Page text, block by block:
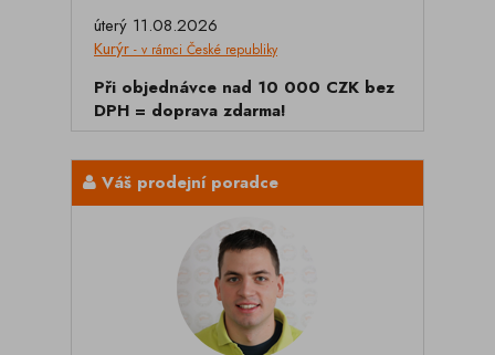
úterý 11.08.2026
Kurýr - v rámci České republiky
Při objednávce nad 10 000 CZK bez
DPH = doprava zdarma!
Váš prodejní poradce